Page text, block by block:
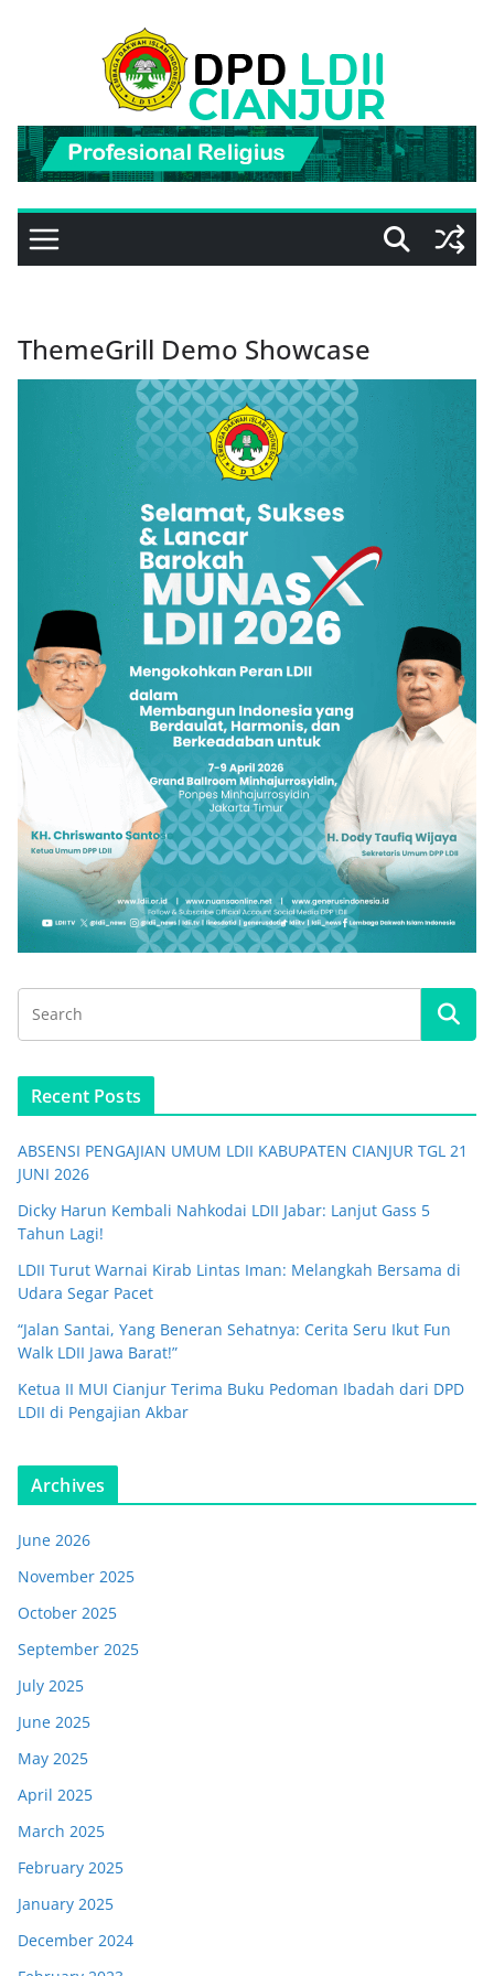
ThemeGrill Demo Showcase
Recent Posts
ABSENSI PENGAJIAN UMUM LDII KABUPATEN CIANJUR TGL 21
JUNI 2026
Dicky Harun Kembali Nahkodai LDII Jabar: Lanjut Gass 5
Tahun Lagi!
LDII Turut Warnai Kirab Lintas Iman: Melangkah Bersama di
Udara Segar Pacet
“Jalan Santai, Yang Beneran Sehatnya: Cerita Seru Ikut Fun
Walk LDII Jawa Barat!”
Ketua II MUI Cianjur Terima Buku Pedoman Ibadah dari DPD
LDII di Pengajian Akbar
Archives
June 2026
November 2025
October 2025
September 2025
July 2025
June 2025
May 2025
April 2025
March 2025
February 2025
January 2025
December 2024